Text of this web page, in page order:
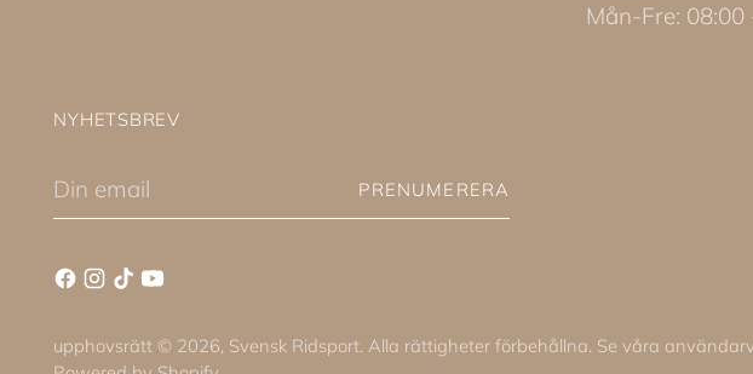
Mån-Fre: 08:00
NYHETSBREV
Din
PRENUMERERA
upphovsrätt © 2026, Svensk Ridsport. Alla rättigheter förbehållna. Se våra